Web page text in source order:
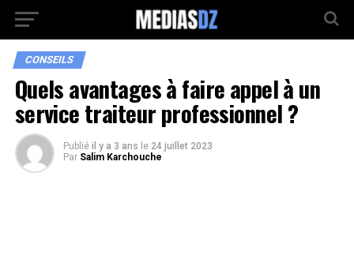
CONSEILS
Quels avantages à faire appel à un
service traiteur professionnel ?
Publié il y a 3 ans le 24 juillet 2023
Par Salim Karchouche